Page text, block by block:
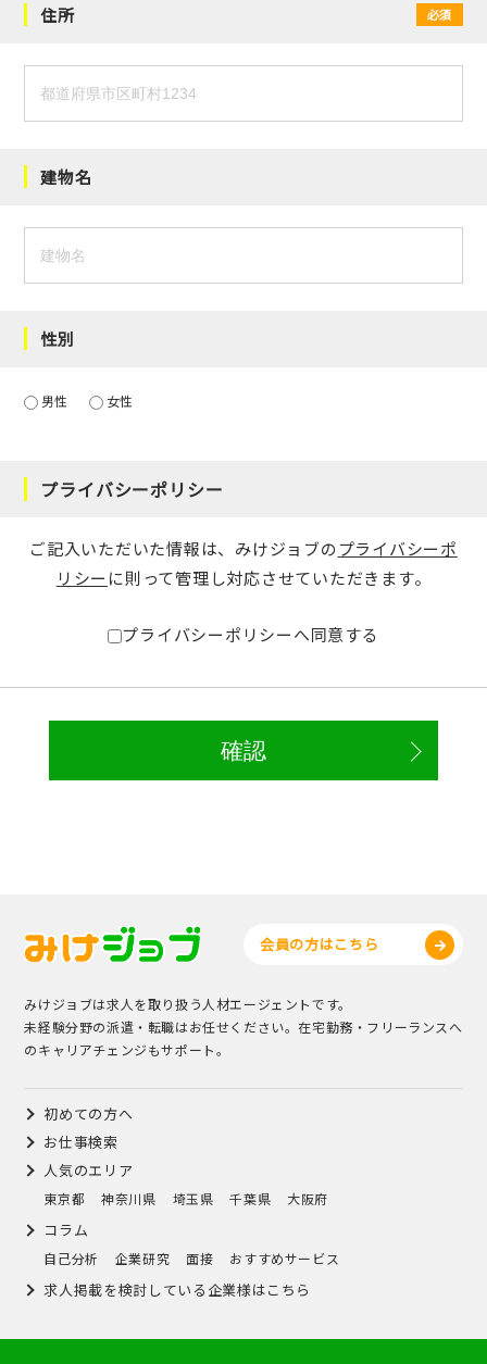
住所 必須
建物名
性別
男性 女性
プライバシーポリシー
ご記入いただいた情報は、みけジョブのプライバシーポ
リシー に則って管理し対応させていただきます。
プライバシーポリシーへ同意する
会員の方はこちら
みけジョブは求人を取り扱う人材エージェントです。
未経験分野の派遣・転職はお任せください。在宅勤務・フリーランスへ
のキャリアチェンジもサポート。
初めての方へ
お仕事検索
人気のエリア
東京都 神奈川県 埼玉県 千葉県 大阪府
コラム
自己分析 企業研究 面接 おすすめサービス
求人掲載を検討している企業様はこちら